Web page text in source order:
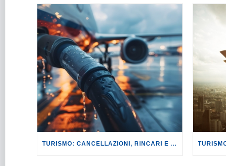
TURISMO: CANCELLAZIONI, RINCARI E MAGGIORAZIONI DI VOLI E PRENOTAZIONI.